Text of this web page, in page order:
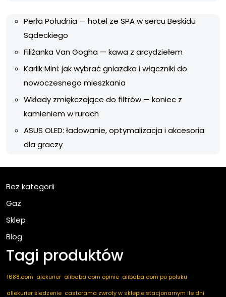
Perła Południa — hotel ze SPA w sercu Beskidu
Sądeckiego
Filiżanka Van Gogha — kawa z arcydziełem
Karlik Mini: jak wybrać gniazdka i włączniki do
nowoczesnego mieszkania
Wkłady zmiękczające do filtrów — koniec z
kamieniem w rurach
ASUS OLED: ładowanie, optymalizacja i akcesoria
dla graczy
Bez kategorii
Gaz
Sklep
Blog
Tagi produktów
1688.com alekurier alibaba com opinie alibaba com po polsku
allekurier śledzenie castorama zwroty w sklepie stacjonarnym ile dni